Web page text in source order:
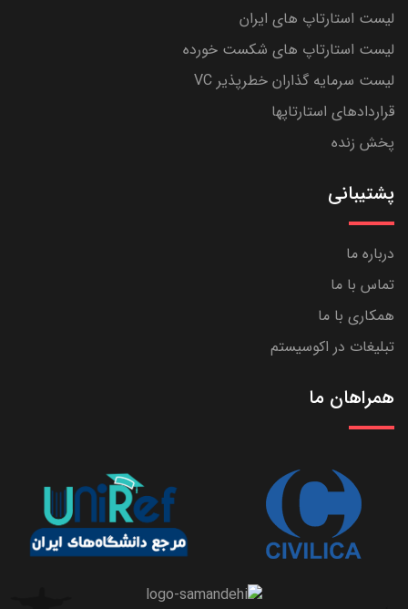
لیست استارتاپ های ایران
لیست استارتاپ های شکست خورده
لیست سرمایه گذاران خطرپذیر VC
قراردادهای استارتاپها
پخش زنده
پشتیبانی
درباره ما
تماس با ما
همکاری با ما
تبلیغات در اکوسیستم
همراهان ما